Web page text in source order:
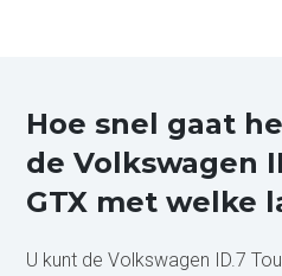
Hoe snel gaat
de Volkswagen
GTX met welke
U kunt de Volkswagen ID.7